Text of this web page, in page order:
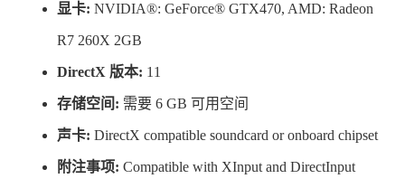
显卡: NVIDIA®: GeForce® GTX470, AMD: Radeon
R7 260X 2GB
DirectX 版本: 11
存储空间: 需要 6 GB 可用空间
声卡: DirectX compatible soundcard or onboard chipset
附注事项: Compatible with XInput and DirectInput